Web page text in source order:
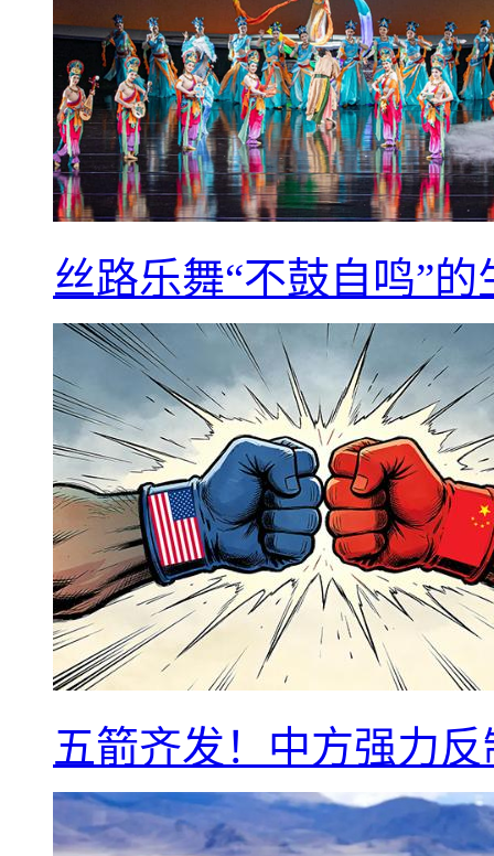
丝路乐舞“不鼓自鸣”
五箭齐发！中方强力